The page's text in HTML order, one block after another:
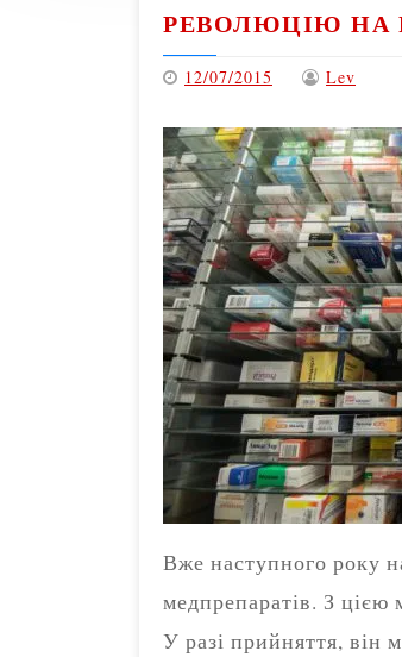
РЕВОЛЮЦІЮ НА
12/07/2015 Lev
Вже наступного року
медпрепаратів. З цією
У разі прийняття, він